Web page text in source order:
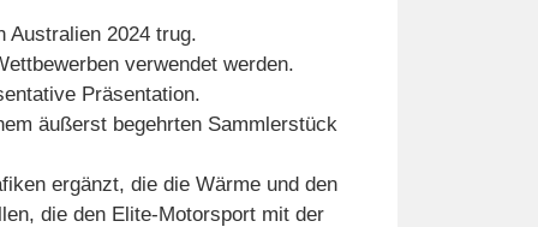
Australien 2024 trug.
verwendet werden.
Präsentation.
äußerst begehrten Sammlerstück
ergänzt, die die Wärme und den
die den Elite-Motorsport mit der